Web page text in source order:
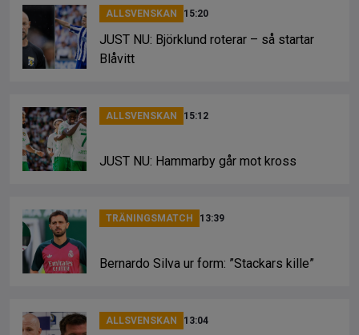
ALLSVENSKAN 15:20
JUST NU: Björklund roterar – så startar
Blåvitt
ALLSVENSKAN 15:12
JUST NU: Hammarby går mot kross
TRÄNINGSMATCH 13:39
Bernardo Silva ur form: ”Stackars kille”
ALLSVENSKAN 13:04